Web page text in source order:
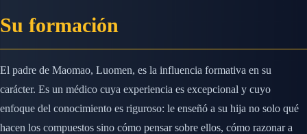
Su formación
El padre de Maomao, Luomen, es la influencia formativa en su
carácter. Es un médico cuya experiencia es excepcional y cuyo
enfoque del conocimiento es riguroso: le enseñó a su hija no solo qué
hacen los compuestos sino cómo pensar sobre ellos, cómo razonar a